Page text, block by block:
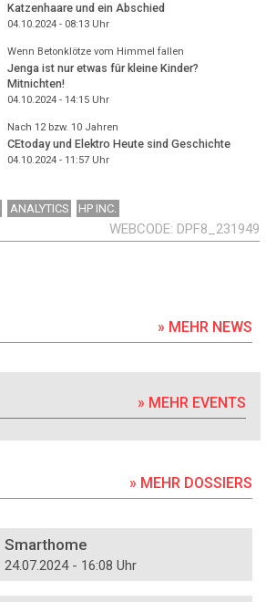
Katzenhaare und ein Abschied
04.10.2024 - 08:13Uhr
Wenn Betonklötze vom Himmel fallen
Jenga ist nur etwas für kleine Kinder?
Mitnichten!
04.10.2024 - 14:15Uhr
Nach 12 bzw. 10 Jahren
CEtoday und Elektro Heute sind Geschichte
04.10.2024 - 11:57Uhr
ANALYTICS HP INC.
WEBCODE DPF8_231949
» MEHR NEWS
» MEHR EVENTS
» MEHR DOSSIERS
Smarthome
24.07.2024 - 16:08 Uhr